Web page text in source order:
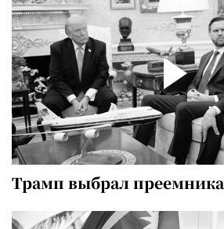
Трамп выбрал преемника